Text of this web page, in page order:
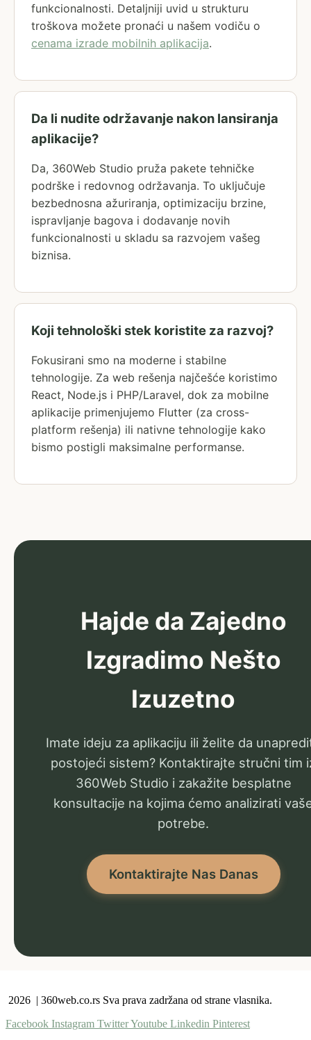
funkcionalnosti. Detaljniji uvid u strukturu
troškova možete pronaći u našem vodiču o
cenama izrade mobilnih aplikacija.
Da li nudite održavanje nakon lansiranja
aplikacije?
Da, 360Web Studio pruža pakete tehničke
podrške i redovnog održavanja. To uključuje
bezbednosna ažuriranja, optimizaciju brzine,
ispravljanje bagova i dodavanje novih
funkcionalnosti u skladu sa razvojem vašeg
biznisa.
Koji tehnološki stek koristite za razvoj?
Fokusirani smo na moderne i stabilne
tehnologije. Za web rešenja najčešće koristimo
React, Node.js i PHP/Laravel, dok za mobilne
aplikacije primenjujemo Flutter (za cross-
platform rešenja) ili nativne tehnologije kako
bismo postigli maksimalne performanse.
Hajde da Zajedno
Izgradimo Nešto
Izuzetno
Imate ideju za aplikaciju ili želite da
postojeći sistem? Kontaktirajte stručni tim
360Web Studio i zakažite besplatne
konsultacije na kojima ćemo analizirati
potrebe.
Kontaktirajte Nas Danas
2026 | 360web.co.rs Sva prava zadržana od strane vlasnika.
Facebook Instagram TwitterYoutube Linkedin Pinterest